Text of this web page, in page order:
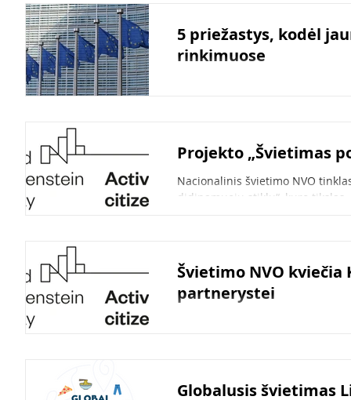
5 priežastys, kodėl
rinkimuose
Projekto „Švietimas
Nacionalinis švietimo NVO
didinamuoju stiklu“, kuro tikslas
Švietimo NVO
partnerystei
Globalusis švietimas